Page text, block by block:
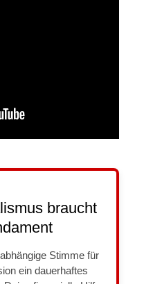
braucht
Stimme für
ein dauerhaftes